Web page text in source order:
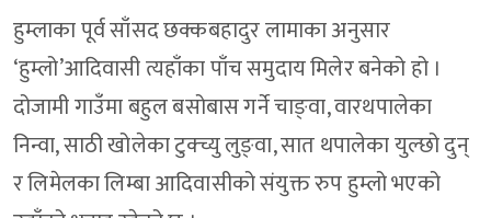
हुम्लाका पूर्व साँसद छक्कबहादुर लामाका अनुसार
‘हुम्लो’आदिवासी त्यहाँका पाँच समुदाय मिलेर बनेको हो ।
दोजामी गाउँमा बहुल बसोबास गर्ने चाङ्वा, वारथपालेका
निन्वा, साठी खोलेका टुक्च्यु लुङ्वा, सात थपालेका युल्छो दुन्
र लिमेलका लिम्बा आदिवासीको संयुक्त रुप हुम्लो भएको